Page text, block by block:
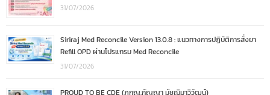
31/07/2026
Siriraj Med Reconcile Version 13.0.8 : แนวทางการปฏิบัติการสั่งยา
Refill OPD ผ่านโปรแกรม Med Reconcile
31/07/2026
PROUD TO BE CDE (ภกญ.กัญญา มัชฌิมาวิวัฒน์)